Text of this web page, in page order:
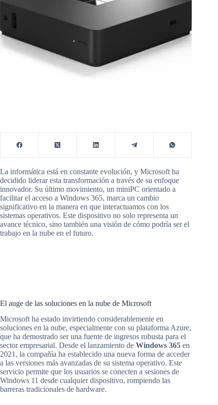
La informática está en constante evolución, y Microsoft ha
decidido liderar esta transformación a través de su enfoque
innovador. Su último movimiento, un miniPC orientado a
facilitar el acceso a Windows 365, marca un cambio
significativo en la manera en que interactuamos con los
sistemas operativos. Este dispositivo no solo representa un
avance técnico, sino también una visión de cómo podría ser el
trabajo en la nube en el futuro.
El auge de las soluciones en la nube de Microsoft
Microsoft ha estado invirtiendo considerablemente en
soluciones en la nube, especialmente con su plataforma Azure,
que ha demostrado ser una fuente de ingresos robusta para el
sector empresarial. Desde el lanzamiento de Windows 365 en
2021, la compañía ha establecido una nueva forma de acceder
a las versiones más avanzadas de su sistema operativo. Este
servicio permite que los usuarios se conecten a sesiones de
Windows 11 desde cualquier dispositivo, rompiendo las
barreras tradicionales de hardware.